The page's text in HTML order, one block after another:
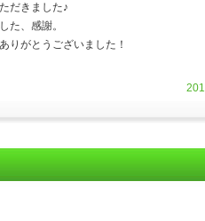
だきました♪
た、感謝。
りがとうございました！